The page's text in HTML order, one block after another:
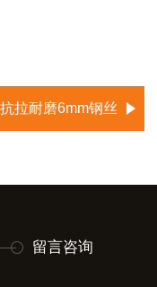
拉耐磨6mm钢丝
留言咨询